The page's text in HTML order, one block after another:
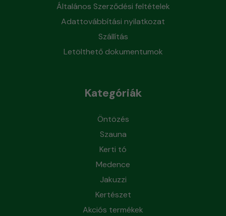
Általános Szerződési feltételek
Adattovábbítási nyilatkozat
Szállítás
Letölthető dokumentumok
Kategóriák
Öntözés
Szauna
Kerti tó
Medence
Jakuzzi
Kertészet
Akciós termékek